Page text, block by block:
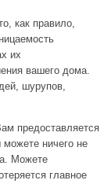
как правило,
их
вашего дома.
шурупов,
предоставляется
ничего не
Можете
главное